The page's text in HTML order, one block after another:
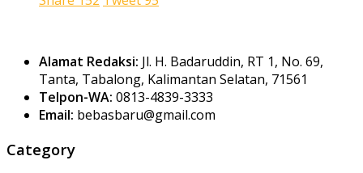
Alamat Redaksi: Jl. H. Badaruddin, RT 1, No. 69,
Tanta, Tabalong, Kalimantan Selatan, 71561
Telpon-WA: 0813-4839-3333
Email: bebasbaru@gmail.com
Category